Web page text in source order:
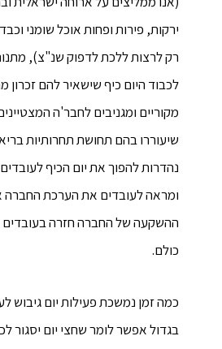
ירקות, פירות ופחות אוכל שומני
רק לרצות ללכת לדפוק שנ"צ),
לכבוד היום כיף שישאיר להם זכרון
מקוריים ומגניבים לחבר'ה
שיעוררו בהם תחושת תחרותיות
נהדרות להפוך את יום הכיף
ומראה לעובדים את הערכת החברה
ההשקעה של החברה חזרה בעובדים
כולם.
כמה זמן נמשכת פעילות יום גיבוש
בגדול אפשר לומר שחצי יום יסגור